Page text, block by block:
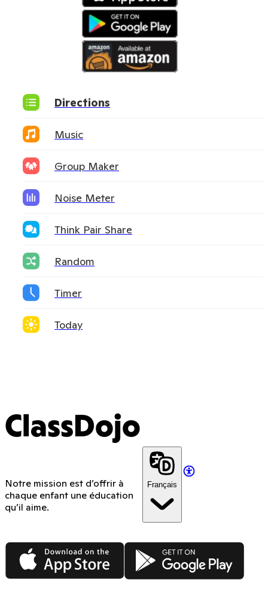
Directions
Music
Group Maker
Noise Meter
Think Pair Share
Random
Timer
Today
ClassDojo
Notre mission est d’offrir à
chaque enfant une éducation
qu’il aime.
Français
App Store Google Play